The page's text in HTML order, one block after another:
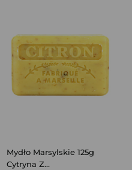
Mydło Marsylskie 125g
Cytryna Z...